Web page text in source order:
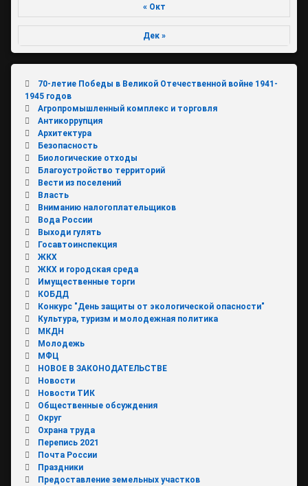
« Окт
Дек »
70-летие Победы в Великой Отечественной войне 1941-
1945 годов
Агропромышленный комплекс и торговля
Антикоррупция
Архитектура
Безопасность
Биологические отходы
Благоустройство территорий
Вести из поселений
Власть
Вниманию налогоплательщиков
Вода России
Выходи гулять
Госавтоинспекция
ЖКХ
ЖКХ и городская среда
Имущественные торги
КОБДД
Конкурс "День защиты от экологической опасности"
Культура, туризм и молодежная политика
МКДН
Молодежь
МФЦ
НОВОЕ В ЗАКОНОДАТЕЛЬСТВЕ
Новости
Новости ТИК
Общественные обсуждения
Округ
Охрана труда
Перепись 2021
Почта России
Праздники
Предоставление земельных участков